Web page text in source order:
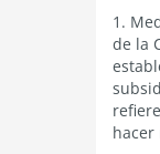
1.
de la
hacer